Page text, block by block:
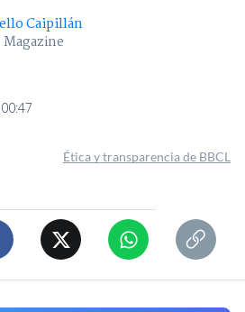
Caipillán
Ética y transparencia de BBCL